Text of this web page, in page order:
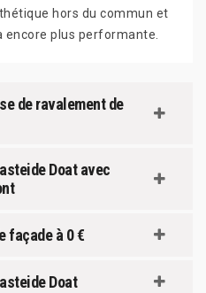
hors du commun et
plus performante.
de ravalement de
Doat avec
façade à 0 €
Doat